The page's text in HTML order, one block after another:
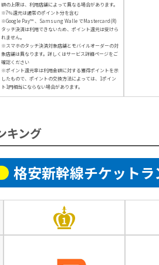
額の上限は、利用店舗によって異なる場合があります。
※7％還元は通常のポイント分を含む
※Google Pay™ 、Samsung Walle でMastercard(R)
タッチ決済は利用できないため、ポイント還元は受けら
れません。
※スマホのタッチ決済対象店舗とモバイルオーダーの対
象店舗は異なります。詳しくはサービス詳細ページをご
確認ください
※ポイント還元率は利用金額に対する獲得ポイントを示
したもので、ポイントの交換方法によっては、1ポイン
ト1円相当にならない場合があります。
キング
格安新幹線チケットラ